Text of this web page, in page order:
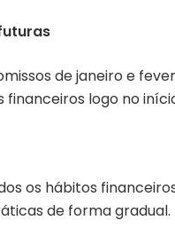
de janeiro e
logo no
os hábitos
de forma gradual.